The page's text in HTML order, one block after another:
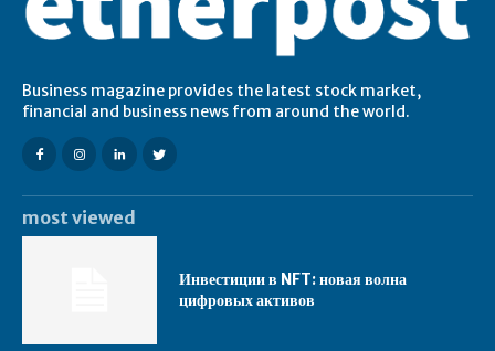
Business magazine provides the latest stock market,
financial and business news from around the world.
most viewed
Инвестиции в NFT: новая волна
цифровых активов